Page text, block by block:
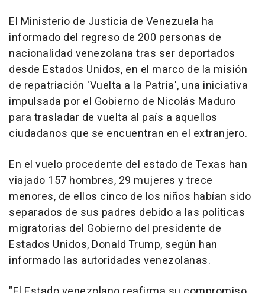
El Ministerio de Justicia de Venezuela ha
informado del regreso de 200 personas de
nacionalidad venezolana tras ser deportados
desde Estados Unidos, en el marco de la misión
de repatriación 'Vuelta a la Patria', una iniciativa
impulsada por el Gobierno de Nicolás Maduro
para trasladar de vuelta al país a aquellos
ciudadanos que se encuentran en el extranjero.
En el vuelo procedente del estado de Texas han
viajado 157 hombres, 29 mujeres y trece
menores, de ellos cinco de los niños habían sido
separados de sus padres debido a las políticas
migratorias del Gobierno del presidente de
Estados Unidos, Donald Trump, según han
informado las autoridades venezolanas.